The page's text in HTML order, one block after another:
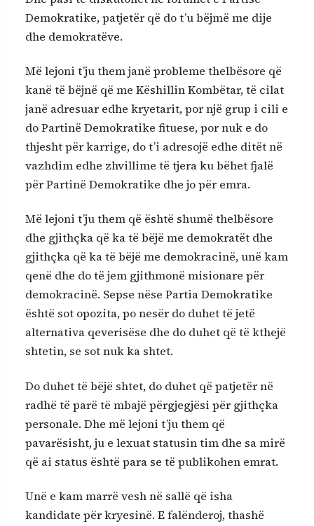
Demokratike, patjetër që do t’u bëjmë me dije
dhe demokratëve.
Më lejoni t’ju them janë probleme thelbësore që
kanë të bëjnë që me Këshillin Kombëtar, të cilat
janë adresuar edhe kryetarit, por një grup i cili e
do Partinë Demokratike fituese, por nuk e do
thjesht për karrige, do t’i adresojë edhe ditët në
vazhdim edhe zhvillime të tjera ku bëhet fjalë
për Partinë Demokratike dhe jo për emra.
Më lejoni t’ju them që është shumë thelbësore
dhe gjithçka që ka të bëjë me demokratët dhe
gjithçka që ka të bëjë me demokracinë, unë kam
qenë dhe do të jem gjithmonë misionare për
demokracinë. Sepse nëse Partia Demokratike
është sot opozita, po nesër do duhet të jetë
alternativa qeverisëse dhe do duhet që të kthejë
shtetin, se sot nuk ka shtet.
Do duhet të bëjë shtet, do duhet që patjetër në
radhë të parë të mbajë përgjegjësi për gjithçka
personale. Dhe më lejoni t’ju them që
pavarësisht, ju e lexuat statusin tim dhe sa mirë
që ai status është para se të publikohen emrat.
Unë e kam marrë vesh në sallë që isha
kandidate për kryesinë. E falënderoj, thashë